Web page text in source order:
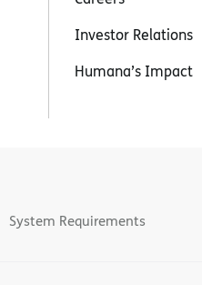
Investor Relations
Humana’s Impact
System Requirements